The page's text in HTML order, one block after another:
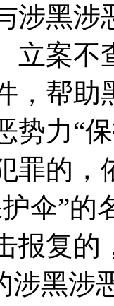
涉黑
立案不
，帮助
势力“
罪的，
伞”
报复的
涉黑涉